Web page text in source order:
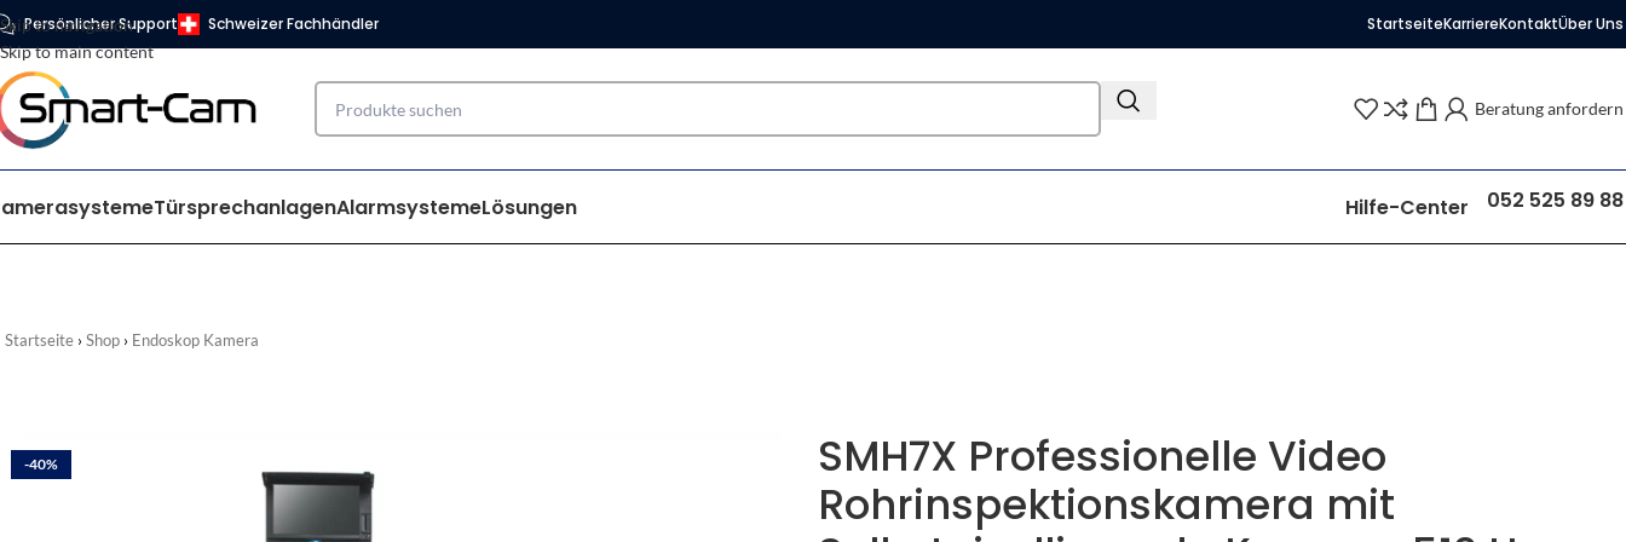
Skip to navigation
Skip to main content
Persönlicher Support Schweizer Fachhändler StartseiteKarriereKontaktÜber Uns
Beratung anfordern
TürsprechanlagenAlarmsystemeLösungen Hilfe-Center 052 525 89 88
Startseite Shop Endoskop Kamera
-40%
SMH7X Professionelle Video
Rohrinspektionskamera mit